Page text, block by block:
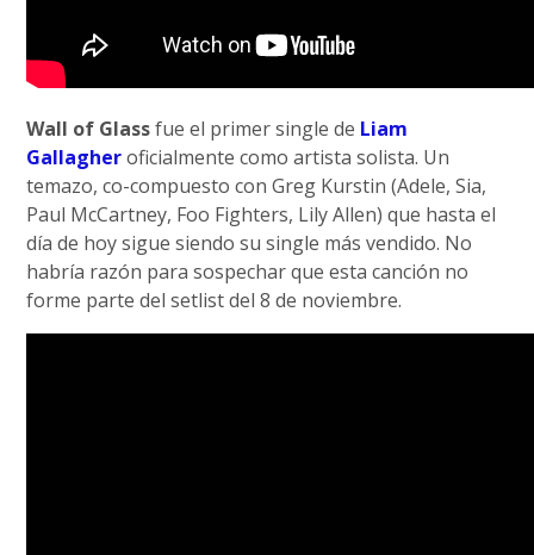
Wall of Glassfue el primer single de Liam
Gallagheroficialmente como artista solista. Un
temazo, co-compuesto con Greg Kurstin (Adele, Sia,
Paul McCartney, Foo Fighters, Lily Allen) que hasta el
día de hoy sigue siendo su single más vendido. No
habría razón para sospechar que esta canción no
forme parte del setlist del 8 de noviembre.